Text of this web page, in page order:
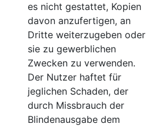
es nicht gestattet, Kopien
davon anzufertigen, an
Dritte weiterzugeben oder
sie zu gewerblichen
Zwecken zu verwenden.
Der Nutzer haftet für
jeglichen Schaden, der
durch Missbrauch der
Blindenausgabe dem